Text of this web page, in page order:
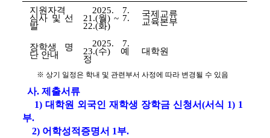
지원자격
심사 및 선
발
2025. 7.
21.(월) ~ 7.
22.(화)
국제교류
교육본부
장학생 명
단 안내
2025. 7.
23.(수) 예
정
대학원
※ 상기 일정은 학내 및 관련부서 사정에 따라 변경될 수 있음
사. 제출서류
1) 대학원 외국인 재학생 장학금 신청서(서식 1) 1
부.
2) 어학성적증명서 1부.